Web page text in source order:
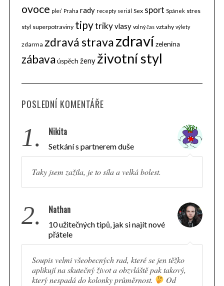
ovoce pleť Praha rady recepty seriál Sex sport Spánek stres
styl superpotraviny tipytrikyvlasy volný čas vztahy výlety
zdarma zdravá stravazdravízelenina
zábava úspěch ženy životní styl
POSLEDNÍ KOMENTÁŘE
1. Nikita
Setkání s partnerem duše
Taky jsem zažila, je to síla a velká bolest.
2. Nathan
10 užitečných tipů, jak si najít nové
přátele
Soupis velmi všeobecných rad, které se jen těžko
aplikují na skutečný život a obzvláště pak takový,
který nespadá do kolonky průměrnost.
Od
e
a